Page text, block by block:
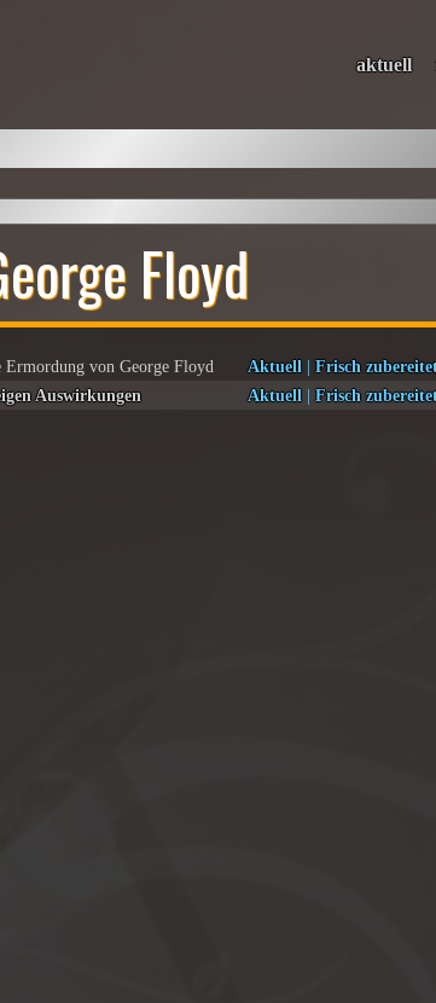
aktuell
Floyd
Ermordung von George Floyd Aktuell| Frisch
Auswirkungen
Aktuell| Frisch